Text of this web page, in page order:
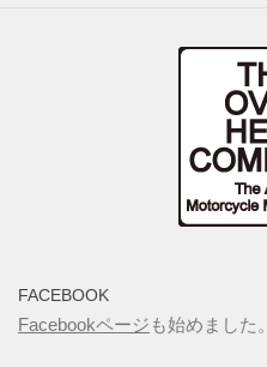
FACEBOOK
Facebookページ も始めました。